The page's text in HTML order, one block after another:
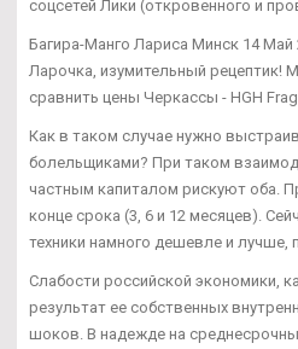
соцсетей Лики (откровенного и
Багира-Манго Лариса Минск 14 Май
Ларочка, изумительный рецептик!
сравнить цены Черкассы - HGH
Как в таком случае нужно
болельщиками? При таком
частным капиталом рискуют оба.
конце срока (3, 6 и 12 месяцев).
техники намного дешевле и лучше,
Слабости российской экономики,
результат ее собственных
шоков. В надежде на